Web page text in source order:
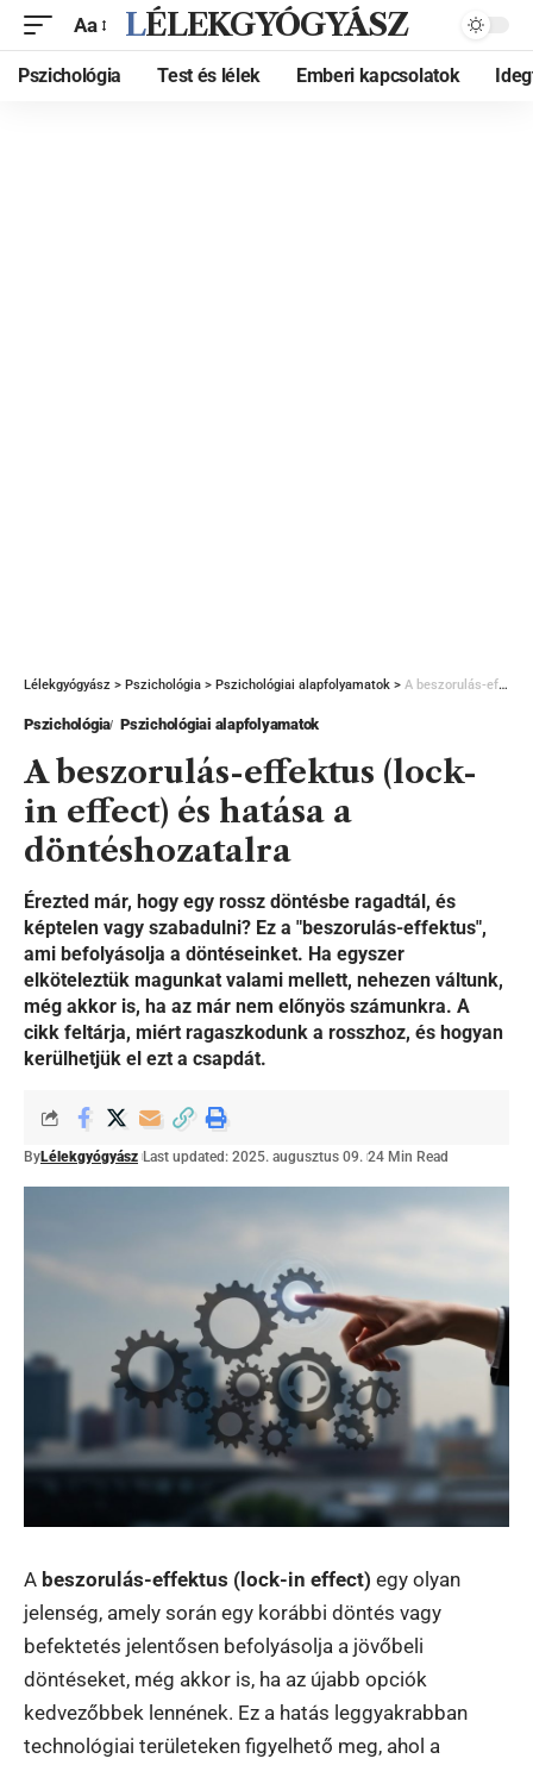
Aa LÉLEKGYÓGYÁSZ
Pszichológia Test és lélek Emberi kapcsolatok
Lélekgyógyász > Pszichológia > Pszichológiai alapfolyamatok > A beszorulás-effektus (lock-in effect) és hatása a döntéshozatalra
Pszichológia Pszichológiai alapfolyamatok
A beszorulás-effektus (lock-
in effect) és hatása a
döntéshozatalra
Érezted már, hogy egy rossz döntésbe ragadtál, és
képtelen vagy szabadulni? Ez a "beszorulás-effektus",
ami befolyásolja a döntéseinket. Ha egyszer
elköteleztük magunkat valami mellett, nehezen váltunk,
még akkor is, ha az már nem előnyös számunkra. A
cikk feltárja, miért ragaszkodunk a rosszhoz, és hogyan
kerülhetjük el ezt a csapdát.
ByLélekgyógyász Last updated: 2025. augusztus 09. 24 Min Read
A beszorulás-effektus (lock-in effect) egy olyan
jelenség, amely során egy korábbi döntés vagy
befektetés jelentősen befolyásolja a jövőbeli
döntéseket, még akkor is, ha az újabb opciók
kedvezőbbek lennének. Ez a hatás leggyakrabban
technológiai területeken figyelhető meg, ahol a